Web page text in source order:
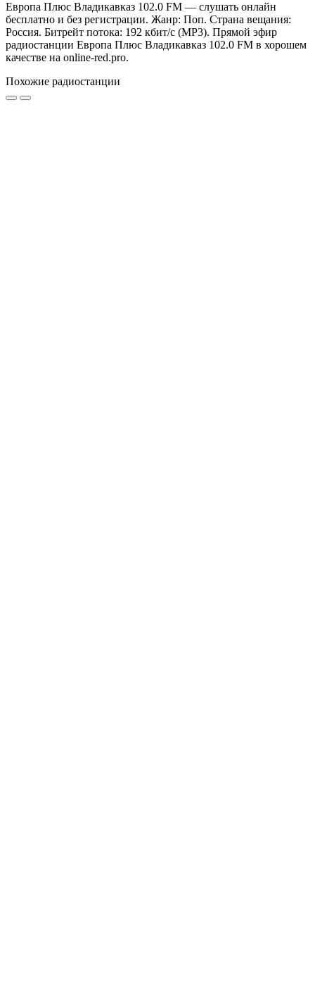
Европа Плюс Владикавказ 102.0 FM — слушать онлайн
бесплатно и без регистрации. Жанр: Поп. Страна вещания:
Россия. Битрейт потока: 192 кбит/с (MP3). Прямой эфир
радиостанции Европа Плюс Владикавказ 102.0 FM в хорошем
качестве на online-red.pro.
Похожие радиостанции